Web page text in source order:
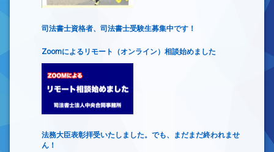
司法書士資格者、司法書士受験生募集中です！
Zoomによるリモート（オンライン）相談始めました
法務大臣表彰拝受いたしました。でも、まだまだ終われませ
ん！